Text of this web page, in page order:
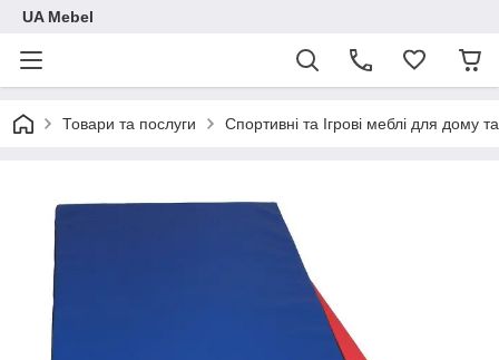
UA Mebel
Товари та послуги Спортивні та Ігрові меблі для дому